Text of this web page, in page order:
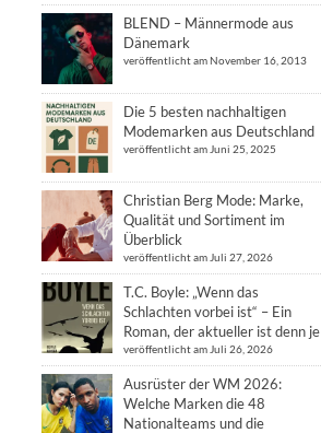
BLEND – Männermode aus
Dänemark
veröffentlicht am November 16, 2013
Die 5 besten nachhaltigen
Modemarken aus Deutschland
veröffentlicht am Juni 25, 2025
Christian Berg Mode: Marke,
Qualität und Sortiment im
Überblick
veröffentlicht am Juli 27, 2026
T.C. Boyle: „Wenn das
Schlachten vorbei ist“ – Ein
Roman, der aktueller ist denn je
veröffentlicht am Juli 26, 2026
Ausrüster der WM 2026:
Welche Marken die 48
Nationalteams und die